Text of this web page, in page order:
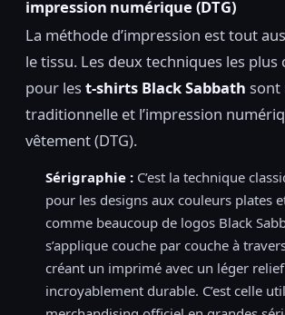
impression numérique (DTG)
La méthode d’impression est tout
le tissu. Les deux techniques les plus
pour les t-shirts Black Sabbath sont
traditionnelle et l’impression
vêtement (DTG).
Sérigraphie : C’est la technique
pour les designs aux couleurs plates
comme beaucoup de logos Black
s’applique couche par couche à
créant un imprimé avec un léger relief
incroyablement durable. C’est celle